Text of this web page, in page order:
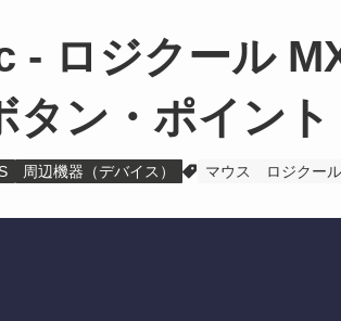
- ロジクール
タン・ポイン
周辺機器（デバイス） マウス ロジクール